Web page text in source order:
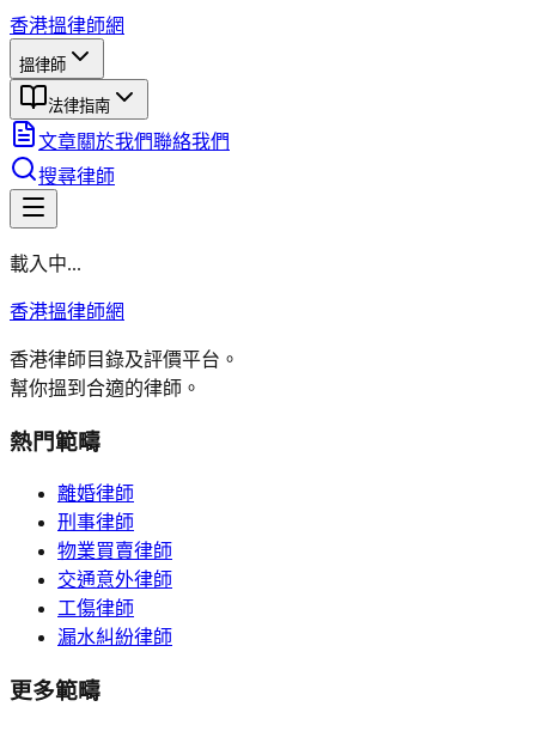
香港搵律師網
搵律師
法律指南
文章關於我們聯絡我們
搜尋律師
載入中...
香港搵律師網
香港律師目錄及評價平台。
幫你搵到合適的律師。
熱門範疇
離婚律師
刑事律師
物業買賣律師
交通意外律師
工傷律師
漏水糾紛律師
更多範疇